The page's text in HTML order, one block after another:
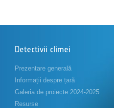
Detectivii climei
Prezentare generală
Informații despre țară
Galeria de proiecte 2024-2025
Resurse